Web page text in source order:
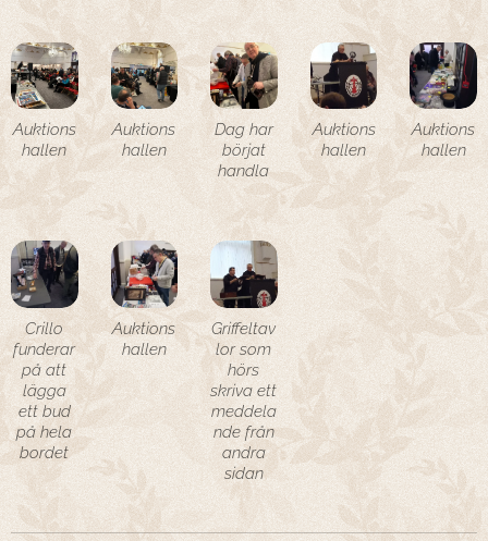
Auktions
hallen
Auktions
hallen
Dag har
börjat
handla
Auktions
hallen
Auktions
hallen
Crillo
funderar
på att
lägga
ett bud
på hela
bordet
Auktions
hallen
Griffeltav
lor som
hörs
skriva ett
meddela
nde från
andra
sidan